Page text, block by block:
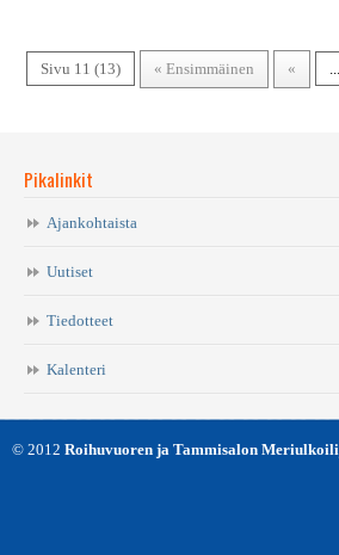
Sivu 11 (13) « Ensimmäinen « ...
Pikalinkit
Ajankohtaista
Uutiset
Tiedotteet
Kalenteri
© 2012 Roihuvuoren ja Tammisalon